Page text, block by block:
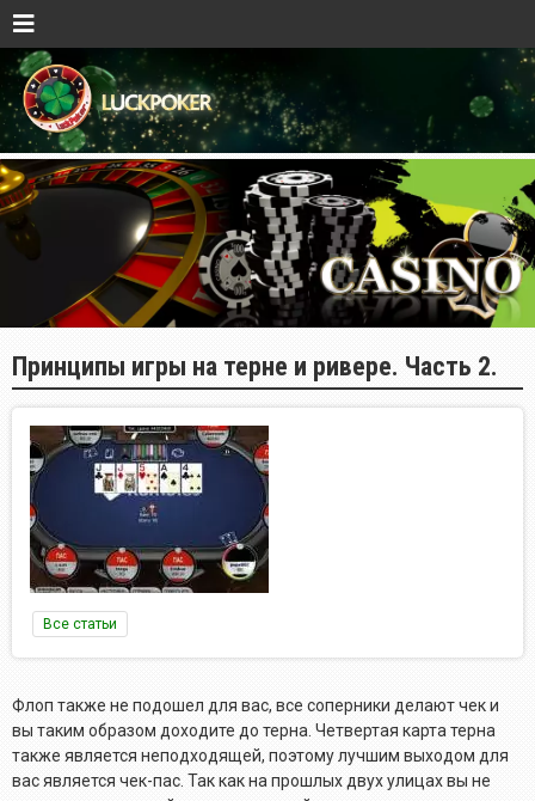
Принципы игры на терне и ривере. Часть 2.
Все статьи
Флоп также не подошел для вас, все соперники делают чек и
вы таким образом доходите до терна. Четвертая карта терна
также является неподходящей, поэтому лучшим выходом для
вас является чек-пас. Так как на прошлых двух улицах вы не